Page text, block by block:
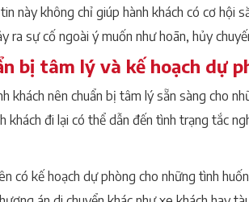
này không chỉ giúp hành khách có cơ hội
ra sự cố ngoài ý muốn như hoãn, hủy
bị tâm lý và kế hoạch dự
khách nên chuẩn bị tâm lý sẵn sàng cho
khách đi lại có thể dẫn đến tình trạng tắc
có kế hoạch dự phòng cho những tình